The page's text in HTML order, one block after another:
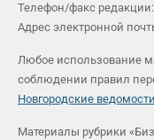
Телефон/факс редакции:
Адрес электронной
Любое использование
соблюдении правил
Новгородские ведомости
Материалы рубрики